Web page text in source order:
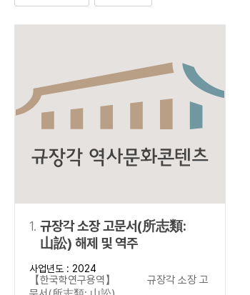
검색 연산자 사용안내
사용 예
OR 정조 OR 정약용
동시에 여러 개의 연산자를 사용할 수 있습니다.
1. 규장각 소장 고문서(所志類:
山訟) 해제 및 역주
사업년도 : 2024
【한국학연구용역】 규장각 소장 고